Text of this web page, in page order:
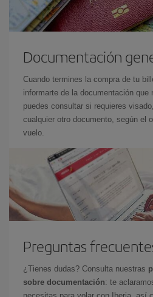
Documentación
Cuando termines la compra de tu
informarte de la documentación que
puedes consultar si requieres
cualquier otro documento, según el
vuelo.
Preguntas
¿Tienes dudas? Consulta nuestras
sobre documentación: te